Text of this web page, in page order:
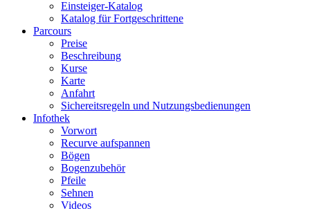
Einsteiger-Katalog
Katalog für Fortgeschrittene
Parcours
Preise
Beschreibung
Kurse
Karte
Anfahrt
Sichereitsregeln und Nutzungsbedienungen
Infothek
Vorwort
Recurve aufspannen
Bögen
Bogenzubehör
Pfeile
Sehnen
Videos